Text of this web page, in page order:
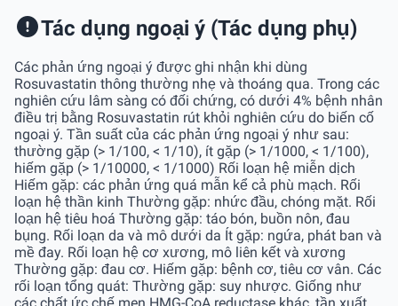
Tác dụng ngoại ý (Tác dụng phụ)
Các phản ứng ngoại ý được ghi nhận khi dùng
Rosuvastatin thông thường nhẹ và thoáng qua. Trong các
nghiên cứu lâm sàng có đối chứng, có dưới 4% bệnh nhân
điều trị bằng Rosuvastatin rút khỏi nghiên cứu do biến cố
ngoại ý. Tần suất của các phản ứng ngoại ý như sau:
thường gặp (> 1/100, < 1/10), ít gặp (> 1/1000, < 1/100),
hiếm gặp (> 1/10000, < 1/1000) Rối loạn hệ miễn dịch
Hiếm gặp: các phản ứng quá mẫn kể cả phù mạch. Rối
loạn hệ thần kinh Thường gặp: nhức đầu, chóng mặt. Rối
loạn hệ tiêu hoá Thường gặp: táo bón, buồn nôn, đau
bụng. Rối loạn da và mô dưới da Ít gặp: ngứa, phát ban và
mề đay. Rối loạn hệ cơ xương, mô liên kết và xương
Thường gặp: đau cơ. Hiếm gặp: bệnh cơ, tiêu cơ vân. Các
rối loạn tổng quát: Thường gặp: suy nhược. Giống như